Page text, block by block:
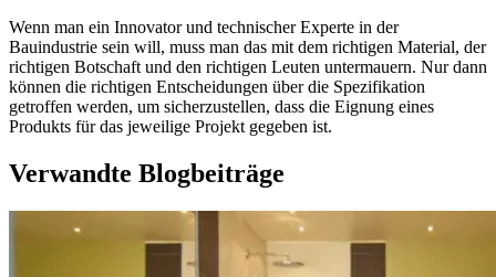
Wenn man ein Innovator und technischer Experte in der
Bauindustrie sein will, muss man das mit dem richtigen Material, der
richtigen Botschaft und den richtigen Leuten untermauern. Nur dann
können die richtigen Entscheidungen über die Spezifikation
getroffen werden, um sicherzustellen, dass die Eignung eines
Produkts für das jeweilige Projekt gegeben ist.
Verwandte Blogbeiträge